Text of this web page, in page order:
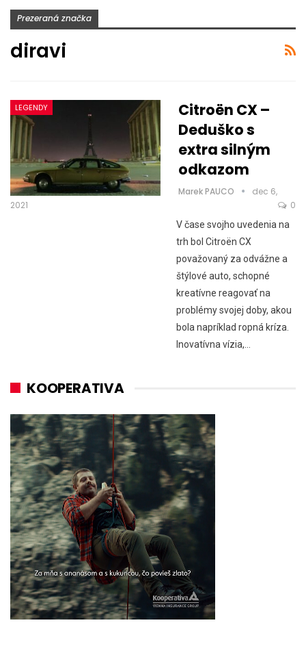
Prezeraná značka
diravi
LEGENDY
Citroën CX –
Deduško s
extra silným
odkazom
Marek PAUCO
dec 6,
2021
0
V čase svojho uvedenia na
trh bol Citroën CX
považovaný za odvážne a
štýlové auto, schopné
kreatívne reagovať na
problémy svojej doby, akou
bola napríklad ropná kríza.
Inovatívna vízia,…
KOOPERATIVA